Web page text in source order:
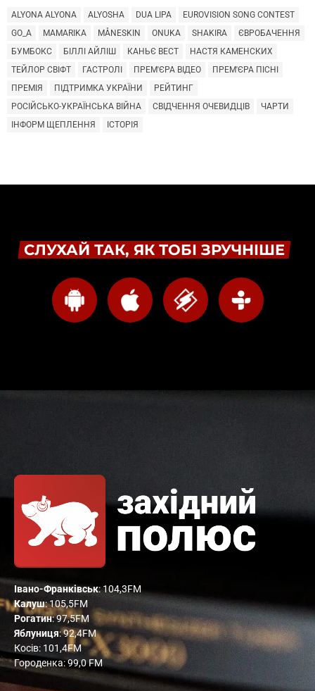
ALYONA ALYONA ALYOSHA DUA LIPA
EUROVISION SONG CONTEST
GO_A
MAMARIKA MÅNESKIN ONUKA SHAKIRA
ЄВРОБАЧЕННЯ
БУМБОКС
БІЛЛІ АЙЛІШ КАНЬЄ ВЕСТ
НАСТЯ КАМЕНСКИХ
ТЕЙЛОР СВІФТ
ГАСТРОЛІ ПРЕМ'ЄРА ВІДЕО
ПРЕМ'ЄРА ПІСНІ
ПРЕМІЯ
ПІДТРИМКА УКРАЇНИ
РЕЙТИНГ
РОСІЙСЬКО-УКРАЇНСЬКА ВІЙНА
СВІДЧЕННЯ ОЧЕВИДЦІВ
ЧАРТИ
ІНФОРМ ЩЕПЛЕННЯ
ІСТОРІЯ
СЛУХАЙ ТАК, ЯК ТОБІ ЗРУЧНІШЕ
Івано-Франківськ: 104,3FM
Калуш: 105,5FM
Рогатин: 97,5FM
Яблуниця: 92,4FM
Косів: 101,4FM
Городенка: 99,0 FM